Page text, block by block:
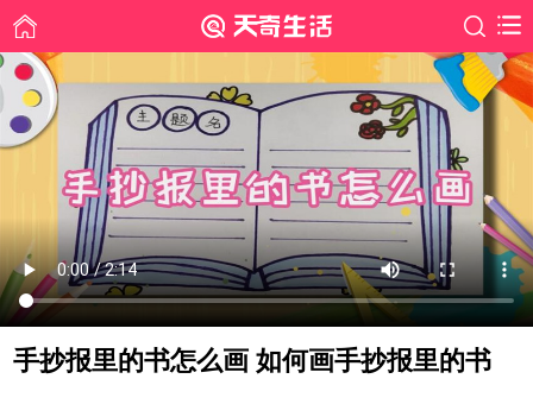
手抄报里的书怎么画 如何画手抄报里的书